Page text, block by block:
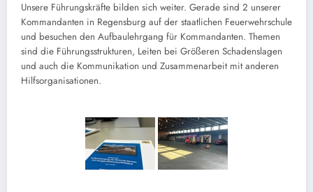
Unsere Führungskräfte bilden sich weiter. Gerade sind 2 unserer
Kommandanten in Regensburg auf der staatlichen Feuerwehrschule
und besuchen den Aufbaulehrgang für Kommandanten. Themen
sind die Führungsstrukturen, Leiten bei Größeren Schadenslagen
und auch die Kommunikation und Zusammenarbeit mit anderen
Hilfsorganisationen.